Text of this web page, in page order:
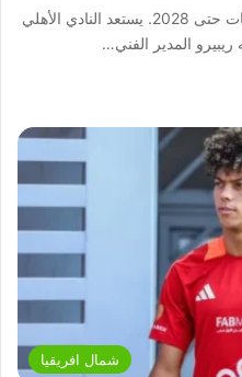
الأهلي يدرس تجديد عقد حسين الشحات حتى 2028. يستعد النادي الأهلي
المدير الفني…
شمال افريقيا